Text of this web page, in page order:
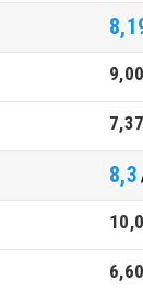
9,00
7,37
8,3
6,60